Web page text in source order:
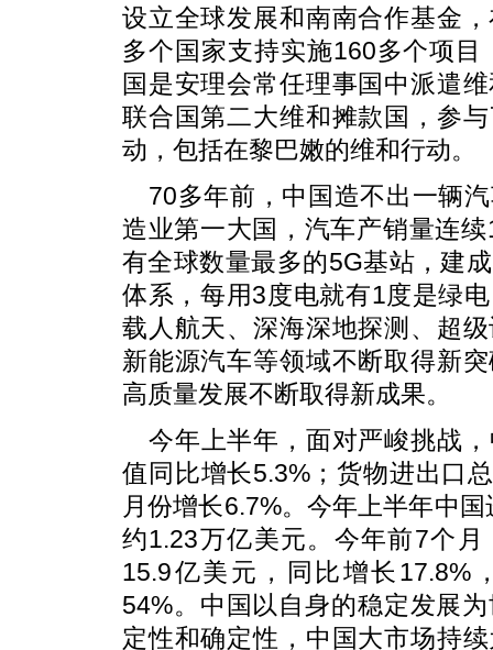
设立全球发展和南南合作基金
多个国家支持实施160多个项
国是安理会常任理事国中派遣
联合国第二大维和摊款国，参
动，包括在黎巴嫩的维和行动。
70多年前，中国造不出一辆
造业第一大国，汽车产销量连
有全球数量最多的5G基站，建
体系，每用3度电就有1度是绿
载人航天、深海深地探测、超
新能源汽车等领域不断取得新
高质量发展不断取得新成果。
今年上半年，面对严峻挑战
值同比增长5.3%；货物进出口
月份增长6.7%。今年上半年中
约1.23万亿美元。今年前7个
15.9亿美元，同比增长17.8%
54%。中国以自身的稳定发展
定性和确定性，中国大市场持